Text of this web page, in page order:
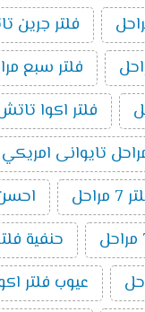
فلتر جرين تاتش
فلتر سبع
فلتر اكوا تاتش 7
احسن
حنفية فلتر 7
عيوب فلتر اكوا